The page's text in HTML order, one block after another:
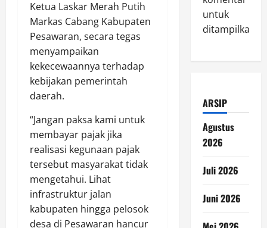
Ketua Laskar Merah Putih
Markas Cabang Kabupaten
Pesawaran, secara tegas
menyampaikan
kekecewaannya terhadap
kebijakan pemerintah
daerah.
“Jangan paksa kami untuk
membayar pajak jika
realisasi kegunaan pajak
tersebut masyarakat tidak
mengetahui. Lihat
infrastruktur jalan
kabupaten hingga pelosok
desa di Pesawaran hancur
untuk
ditampilkan.
ARSIP
Agustus
2026
Juli 2026
Juni 2026